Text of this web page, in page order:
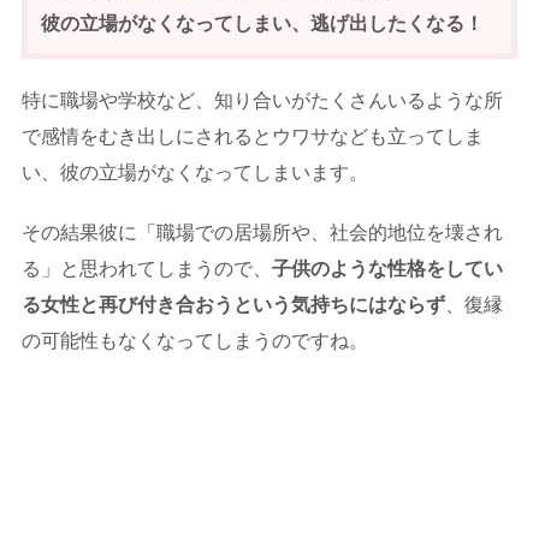
彼の立場がなくなってしまい、逃げ出したくなる！
特に職場や学校など、知り合いがたくさんいるような所
で感情をむき出しにされるとウワサなども立ってしま
い、彼の立場がなくなってしまいます。
その結果彼に「職場での居場所や、社会的地位を壊され
る」と思われてしまうので、 子供のような性格をしてい
る女性と再び付き合おうという気持ちにはならず 、復縁
の可能性もなくなってしまうのですね。